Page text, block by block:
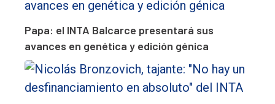
Papa: el INTA Balcarce presentará sus
avances en genética y edición génica